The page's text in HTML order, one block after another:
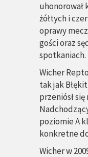
uhonorował
żółtych i
oprawy
gości oraz
spotkaniach.
Wicher
tak jak
przeniósł
poziomie A
konkretne
Wicher w